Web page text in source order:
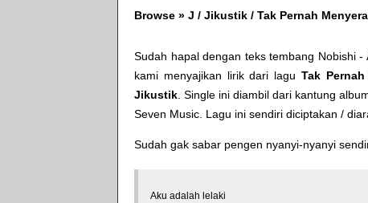
Browse » J / Jikustik / Tak Pernah
Sudah hapal dengan teks tembang Nobishi -
kami menyajikan lirik dari lagu Tak Pernah
Jikustik . Single ini diambil dari kantung
Seven Music . Lagu ini sendiri diciptakan /
Sudah gak sabar pengen nyanyi-nyanyi
Aku adalah lelaki